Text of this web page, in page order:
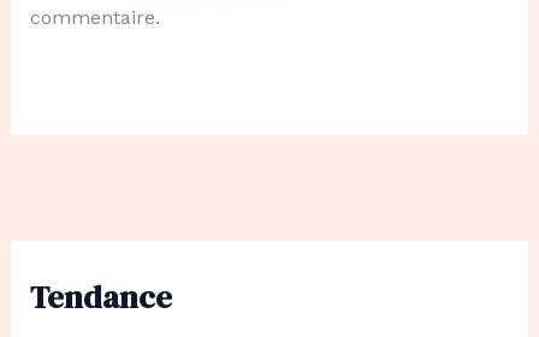
Tendance
commentaire.